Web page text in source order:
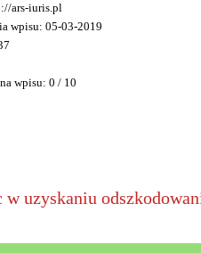
ars-iuris.pl
wpisu: 05-03-2019
wpisu: 0 / 10
w uzyskaniu